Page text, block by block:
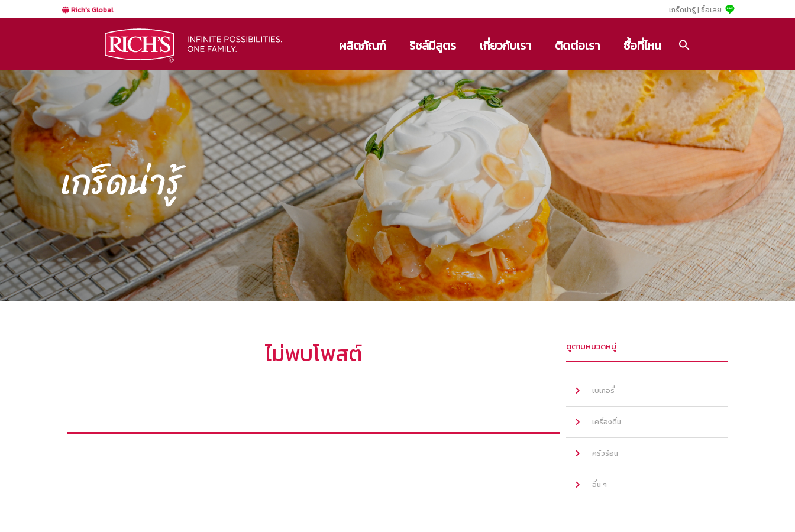
Rich's Global เกร็ดน่ารู้ | ซื้อเลย
ผลิตภัณฑ์ ริชส์มีสูตร เกี่ยวกับเรา ติดต่อเรา ซื้อที่ไหน
เกร็ดน่ารู้
ไม่พบโพสต์ ดูตามหมวดหมู่
เบเกอรี่
เครื่องดื่ม
ครัวร้อน
อื่น ๆ